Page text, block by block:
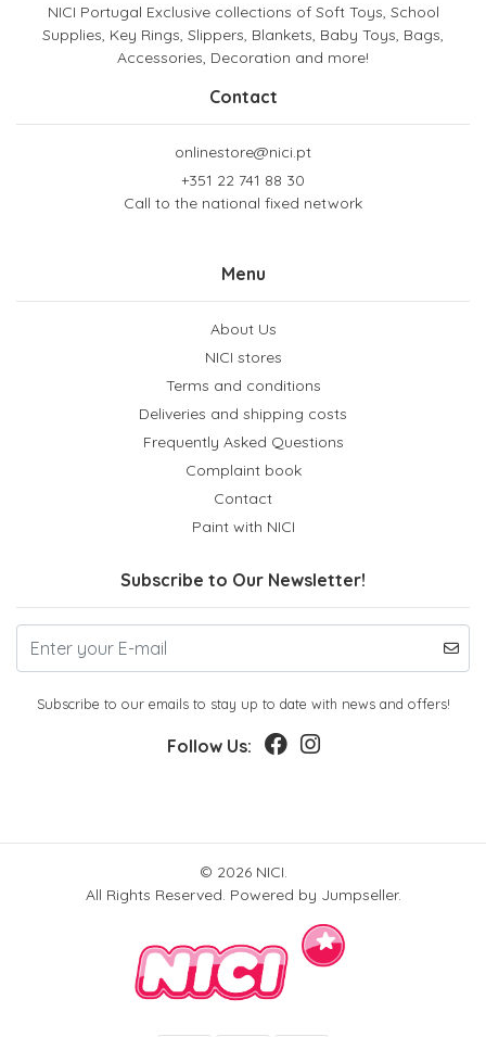
NICI Portugal Exclusive collections of Soft Toys, School
Supplies, Key Rings, Slippers, Blankets, Baby Toys, Bags,
Accessories, Decoration and more!
Contact
onlinestore@nici.pt
+351 22 741 88 30
Call to the national fixed network
Menu
About Us
NICI stores
Terms and conditions
Deliveries and shipping costs
Frequently Asked Questions
Complaint book
Contact
Paint with NICI
Subscribe to Our Newsletter!
Subscribe to our emails to stay up to date with news and offers!
Follow Us:
© 2026 NICI.
All Rights Reserved. Powered by Jumpseller.